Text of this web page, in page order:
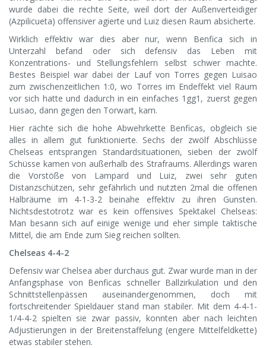
wurde dabei die rechte Seite, weil dort der Außenverteidiger
(Azpilicueta) offensiver agierte und Luiz diesen Raum absicherte.
Wirklich effektiv war dies aber nur, wenn Benfica sich in
Unterzahl befand oder sich defensiv das Leben mit
Konzentrations- und Stellungsfehlern selbst schwer machte.
Bestes Beispiel war dabei der Lauf von Torres gegen Luisao
zum zwischenzeitlichen 1:0, wo Torres im Endeffekt viel Raum
vor sich hatte und dadurch in ein einfaches 1gg1, zuerst gegen
Luisao, dann gegen den Torwart, kam.
Hier rächte sich die hohe Abwehrkette Benficas, obgleich sie
alles in allem gut funktionierte. Sechs der zwölf Abschlüsse
Chelseas entsprangen Standardsituationen, sieben der zwölf
Schüsse kamen von außerhalb des Strafraums. Allerdings waren
die Vorstöße von Lampard und Luiz, zwei sehr guten
Distanzschützen, sehr gefährlich und nutzten 2mal die offenen
Halbräume im 4-1-3-2 beinahe effektiv zu ihren Gunsten.
Nichtsdestotrotz war es kein offensives Spektakel Chelseas:
Man besann sich auf einige wenige und eher simple taktische
Mittel, die am Ende zum Sieg reichen sollten.
Chelseas 4-4-2
Defensiv war Chelsea aber durchaus gut. Zwar wurde man in der
Anfangsphase von Benficas schneller Ballzirkulation und den
Schnittstellenpässen auseinandergenommen, doch mit
fortschreitender Spieldauer stand man stabiler. Mit dem 4-4-1-
1/4-4-2 spielten sie zwar passiv, konnten aber nach leichten
Adjustierungen in der Breitenstaffelung (engere Mittelfeldkette)
etwas stabiler stehen.